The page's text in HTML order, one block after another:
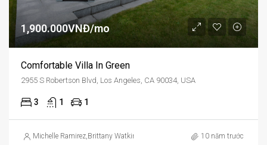
1,900.000VNĐ/mo
Comfortable Villa In Green
2955 S Robertson Blvd, Los Angeles, CA 90034, USA
3 1 1
Michelle Ramirez,Brittany Watkins 10 năm trước